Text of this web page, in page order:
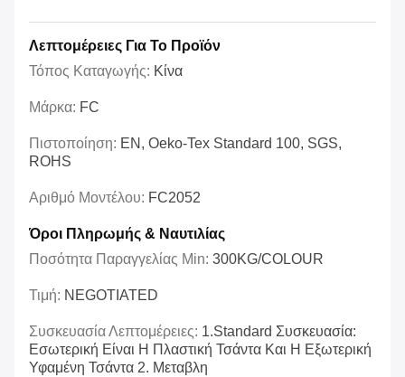
Λεπτομέρειες Για Το Προϊόν
Τόπος Καταγωγής: Κίνα
Μάρκα: FC
Πιστοποίηση: EN, Oeko-Tex Standard 100, SGS,
ROHS
Αριθμό Μοντέλου: FC2052
Όροι Πληρωμής & Ναυτιλίας
Ποσότητα Παραγγελίας Min: 300KG/COLOUR
Τιμή: NEGOTIATED
Συσκευασία Λεπτομέρειες: 1.Standard Συσκευασία:
Εσωτερική Είναι Η Πλαστική Τσάντα Και Η Εξωτερική
Υφαμένη Τσάντα 2. Μεταβλη